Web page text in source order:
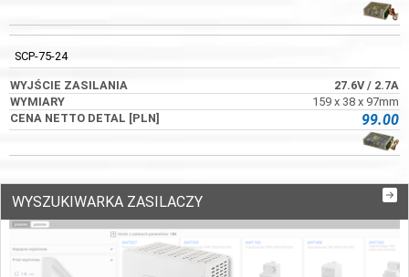
SCP-75-24
27.6V/ 2.7A
159 x 38 x 97mm
99.00
WYSZUKIWARKA ZASILACZY